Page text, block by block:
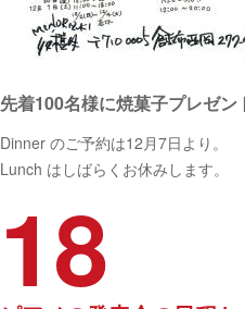
先着100名様に焼菓子プレゼン
Dinner のご予約は12月7日より。
Lunch はしばらくお休みします。
18